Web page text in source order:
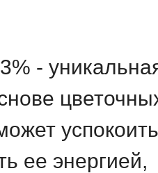
-
успокоить
ее энергией,